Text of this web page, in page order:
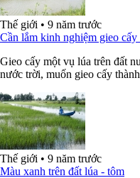
Thế giới • 9 năm trước
Cần lắm kinh nghiệm gieo cấy
Gieo cấy một vụ lúa trên đất
nước trời, muốn gieo cấy
Thế giới • 9 năm trước
Màu xanh trên đất lúa - tôm